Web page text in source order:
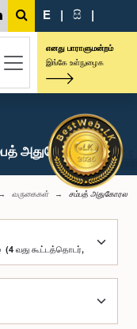
E | සි |
எனது பாராளுமன்றம்
இங்கே உள்நுழைக
அதுகோரல, பா.உ.
வருகைகள் சம்பத் அதுகோரல